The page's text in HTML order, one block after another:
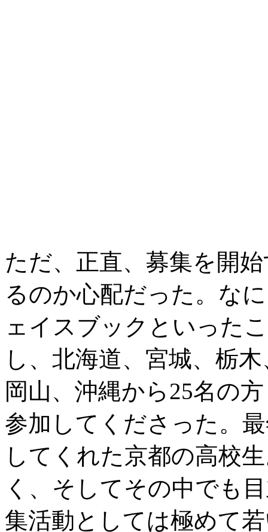
ただ、正直、募集を開
るのか心配だった。な
ェイスブックといった
し、北海道、宮城、栃
岡山、沖縄から25名の
参加してくださった。
してくれた京都の高校
く、そしてその中でも
集活動としては極めて